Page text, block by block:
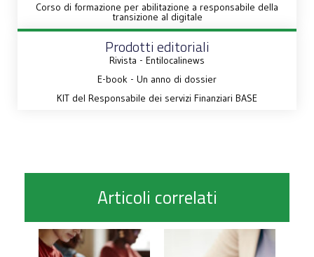
Corso di formazione per abilitazione a responsabile della
transizione al digitale
Prodotti editoriali
Rivista - Entilocalinews
E-book - Un anno di dossier
KIT del Responsabile dei servizi Finanziari BASE
Articoli correlati